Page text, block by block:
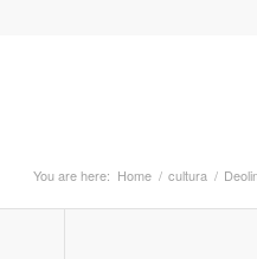
You are here: Home / cultura /